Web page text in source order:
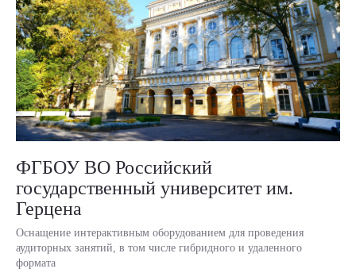
ФГБОУ ВО Российский
государственный университет им.
Герцена
Оснащение интерактивным оборудованием для проведения
аудиторных занятий, в том числе гибридного и удаленного
формата